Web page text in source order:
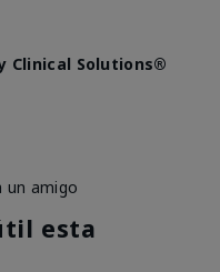
Clinical Solutions®
un amigo
esta